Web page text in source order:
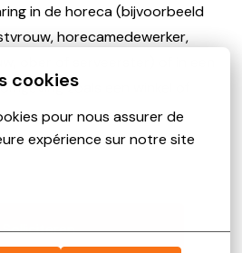
cookies
pour nous assurer de
expérience sur notre site
in de horeca (bijvoorbeeld
horecamedewerker,
zoals een winkel of
Solliciteren